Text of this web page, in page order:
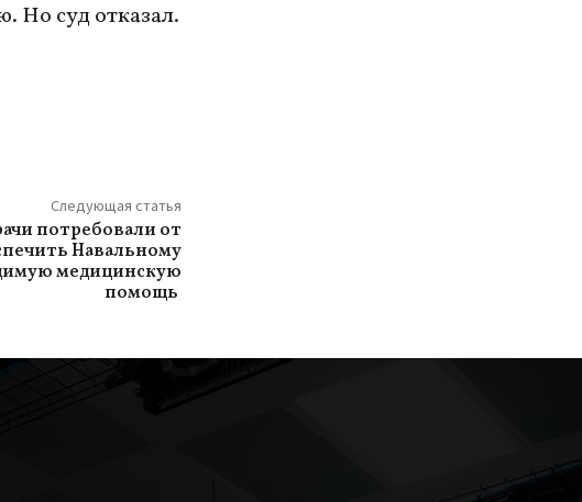
Но суд отказал.
Следующая статья
потребовали от
Навальному
медицинскую
помощь